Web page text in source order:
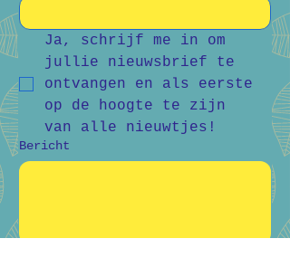
Ja, schrijf me in om
jullie nieuwsbrief te
ontvangen en als eerste
op de hoogte te zijn
van alle nieuwtjes!
Bericht